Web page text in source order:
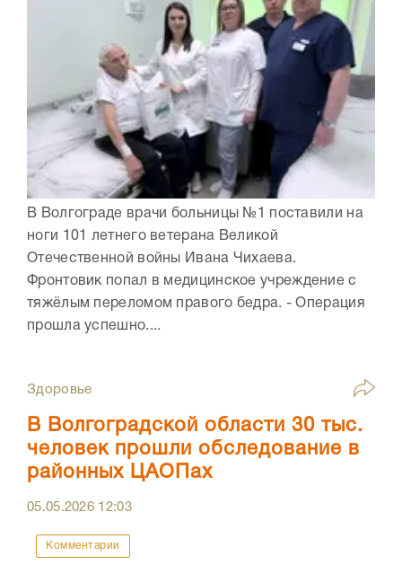
В Волгограде врачи больницы №1 поставили на
ноги 101 летнего ветерана Великой
Отечественной войны Ивана Чихаева.
Фронтовик попал в медицинское учреждение с
тяжёлым переломом правого бедра. - Операция
прошла успешно....
Здоровье
В Волгоградской области 30 тыс.
человек прошли обследование в
районных ЦАОПах
05.05.2026 12:03
Комментарии